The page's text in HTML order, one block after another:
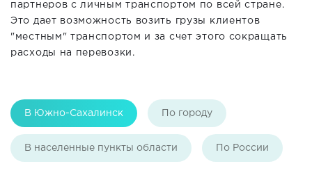
партнеров с личным транспортом по всей стране.
Это дает возможность возить грузы клиентов
"местным" транспортом и за счет этого сокращать
расходы на перевозки.
В Южно-Сахалинск По городу
В населенные пункты области По России